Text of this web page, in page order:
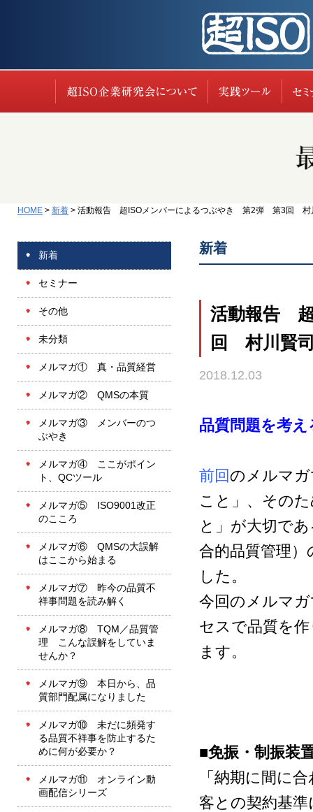
超ISO企業研究会に
HOME > 新着 > 活動報告 超ISOメンバーによるつぶやき 第2弾 第3回 村
新着
セミナー
その他
未分類
メルマガ① 真・品質経営
メルマガ② QMSの本質
メルマガ③ メンバーのつ
ぶやき
メルマガ④ ここがポイン
ト、QCツール
メルマガ⑤ ISO9001改正
のこころ
メルマガ⑥ QMSの大誤解
はここから始まる
メルマガ⑦ 昨今の品質不
祥事問題を読み解く
メルマガ⑧ TQM／品質管
理 こんな誤解をしていま
せんか？
メルマガ⑨ 本日から、品
質部門配属になりました
メルマガ⑩ 未だに頻発す
る品質不祥事を防止するた
めに何が必要か？
メルマガ⑪ オンライン動
画配信シリーズ
新着
活動報告
回 村川賢
2018.12.03
品質問題を考
前回のメルマガ
こと」、その
と」が大切で
合的品質管理
した。
今回のメルマ
セスで品質を
ます。
■免振・制振装
「納期に間に
客との契約基